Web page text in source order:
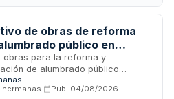
de obras de reforma
público en
- Ayuntamiento de Dos
obras para la reforma y
de alumbrado público
licitado por el
mediante procedimiento
hermanas Pub. 04/08/2026